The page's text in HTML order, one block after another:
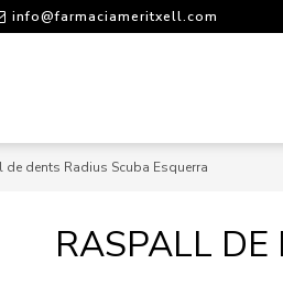
info@farmaciameritxell.com
de dents Radius Scuba Esquerra
RASPALL